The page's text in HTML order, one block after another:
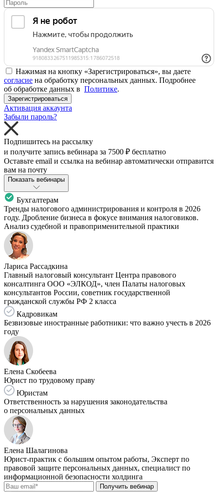
Нажимая на кнопку «Зарегистрироваться», вы даете
согласие на обработку персональных данных. Подробнее
об обработке данных в Политике.
Зарегистрироваться
Активация аккаунта
Забыли пароль?
Подпишитесь на рассылку
и получите запись вебинара за 7500 ₽ бесплатно
Оставьте email и ссылка на вебинар автоматически отправится
вам на почту
Показать вебинары
Бухгалтерам
Тренды налогового администрирования и контроля в 2026
году. Дробление бизнеса в фокусе внимания налоговиков.
Анализ судебной и правоприменительной практики
Лариса Рассадкина
Главный налоговый консультант Центра правового
консалтинга ООО «ЭЛКОД», член Палаты налоговых
консультантов России, советник государственной
гражданской службы РФ 2 класса
Кадровикам
Безвизовые иностранные работники: что важно учесть в 2026
году
Елена Скобеева
Юрист по трудовому праву
Юристам
Ответственность за нарушения законодательства
о персональных данных
Елена Шалагинова
Юрист-практик с большим опытом работы, Эксперт по
правовой защите персональных данных, специалист по
информационной безопасности холдинга
Получить вебинар